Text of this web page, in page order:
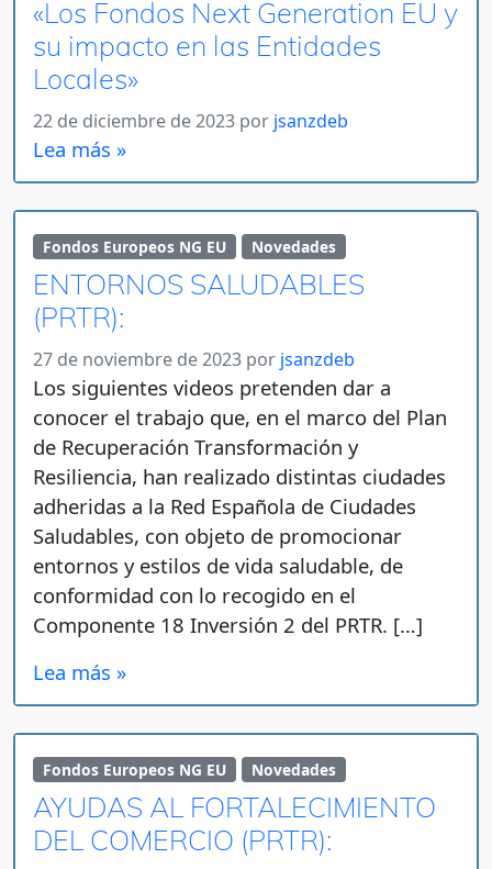
«Los Fondos Next Generation EU y
su impacto en las Entidades
Locales»
22 de diciembre de 2023 por jsanzdeb
Lea más »
Fondos Europeos NG EU Novedades
ENTORNOS SALUDABLES
(PRTR):
27 de noviembre de 2023 por jsanzdeb
Los siguientes videos pretenden dar a
conocer el trabajo que, en el marco del Plan
de Recuperación Transformación y
Resiliencia, han realizado distintas ciudades
adheridas a la Red Española de Ciudades
Saludables, con objeto de promocionar
entornos y estilos de vida saludable, de
conformidad con lo recogido en el
Componente 18 Inversión 2 del PRTR. […]
Lea más »
Fondos Europeos NG EU Novedades
AYUDAS AL FORTALECIMIENTO
DEL COMERCIO (PRTR):